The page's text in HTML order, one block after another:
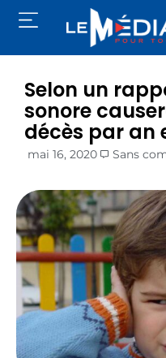
Selon un
sonore
décès par an
mai 16, 2020 Sans